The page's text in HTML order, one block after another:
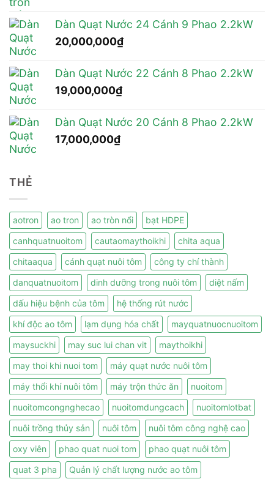
Dàn Quạt Nước 24 Cánh 9 Phao 2.2kW
20,000,000₫
Dàn Quạt Nước 22 Cánh 8 Phao 2.2kW
19,000,000₫
Dàn Quạt Nước 20 Cánh 8 Phao 2.2kW
17,000,000₫
THẺ
aotron ao tron ao tròn nổi
bạt HDPE
canhquatnuoitom
cautaomaythoikhi
chita aqua
chitaaqua
cánh quạt nuôi tôm
công ty chí thành
danquatnuoitom
dinh dưỡng trong nuôi tôm
diệt nấm
dấu hiệu bệnh của tôm
hệ thống rút nước
khí độc ao tôm
lạm dụng hóa chất
mayquatnuocnuoitom
maysuckhi
may suc lui chan vit
maythoikhi
may thoi khi nuoi tom
máy quạt nước nuôi tôm
máy thổi khí nuôi tôm
máy trộn thức ăn
nuoitom
nuoitomcongnghecao
nuoitomdungcach
nuoitomlotbat
nuôi trồng thủy sản
nuôi tôm
nuôi tôm công nghệ cao
oxy viên
phao quat nuoi tom
phao quạt nuôi tôm
quat 3 pha
Quản lý chất lượng nước ao tôm